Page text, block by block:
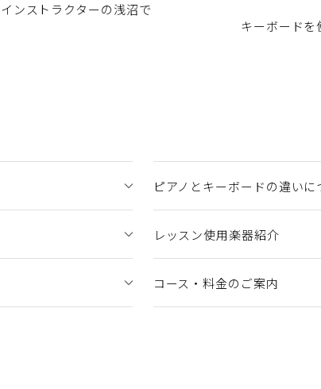
ンストラクターの浅沼で
したレッスンが楽
ピアノとキーボードの違いに
レッスン使用楽器紹介
コース・料金のご案内